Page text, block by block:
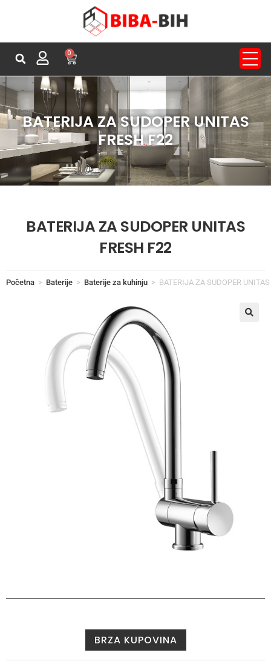
0
BATERIJA ZA SUDOPER UNITAS
FRESH F22
BATERIJA ZA SUDOPER UNITAS
FRESH F22
Početna > Baterije > Baterije za kuhinju > BATERIJA ZA SUDOPER
BRZA KUPOVINA